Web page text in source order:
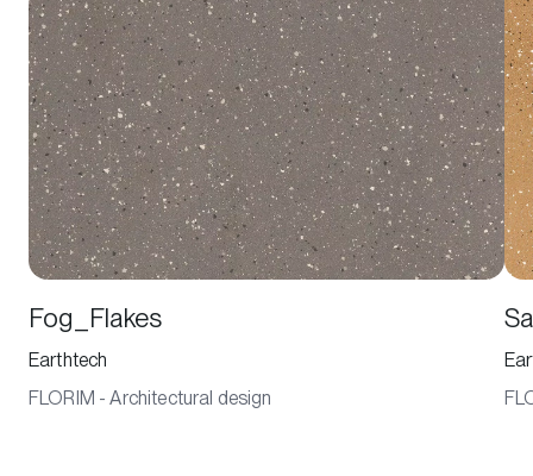
Fog_Flakes
Earthtech
FLORIM - Architectural design